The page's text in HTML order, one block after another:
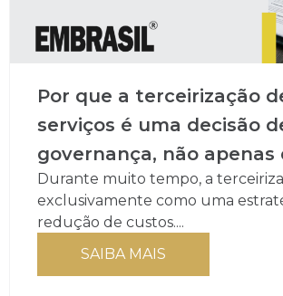
Por que a terceirização
serviços é uma decisão
governança, não apenas
Durante muito tempo, a
exclusivamente como uma
redução de custos....
SAIBA MAIS